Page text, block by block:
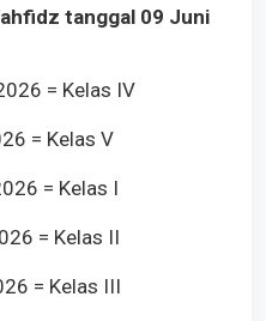
tanggal 09 Juni
= Kelas IV
= Kelas V
= Kelas I
= Kelas II
= Kelas III